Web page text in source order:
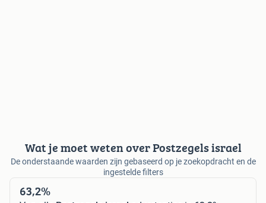
Wat je moet weten over Postzegels israel
De onderstaande waarden zijn gebaseerd op je zoekopdracht en de
ingestelde filters
63,2%